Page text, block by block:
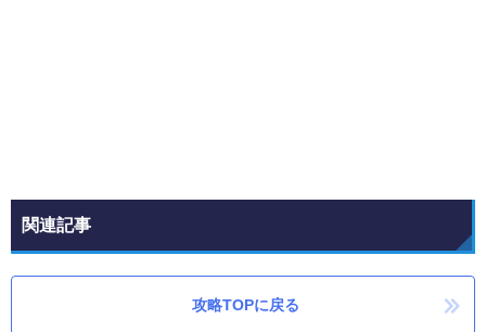
関連記事
攻略TOPに戻る